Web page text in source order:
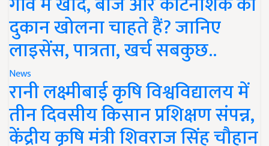
दुकान खोलना चाहते हैं? जानिए
लाइसेंस, पात्रता, खर्च सबकुछ..
News
रानी लक्ष्मीबाई कृषि विश्वविद्यालय में
तीन दिवसीय किसान प्रशिक्षण संपन्न,
केंद्रीय कृषि मंत्री शिवराज सिंह चौहान